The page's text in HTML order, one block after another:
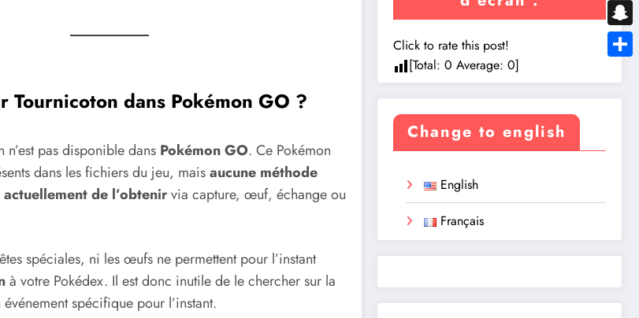
Tournicoton dans Pokémon GO ?
pas disponible dans Pokémon GO. Ce Pokémon
dans les fichiers du jeu, maisaucune méthode
de l’obtenirvia capture, œuf, échange ou
spéciales, ni les œufs ne permettent pour l’instant
à votre Pokédex. Il est donc inutile de le chercher sur la
spécifique pour l’instant.
Click to rate this post!
[Total: 0 Average: 0]
Change to english
English
Français